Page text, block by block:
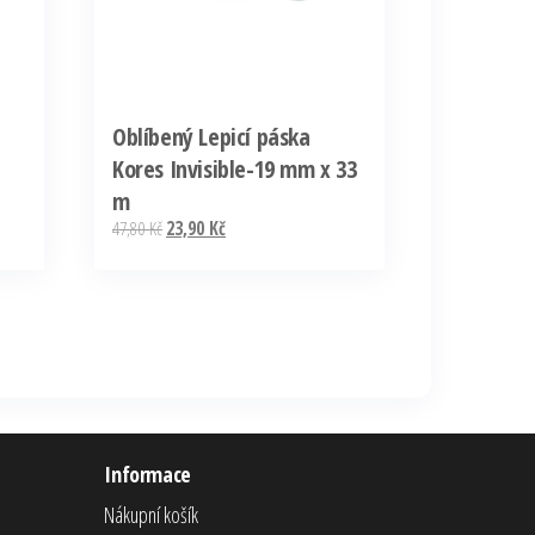
Oblíbený Lepicí páska
Kores Invisible-19 mm x 33
m
47,80KčPůvodní
23,90 KčAktuální
Informace
Nákupní košík